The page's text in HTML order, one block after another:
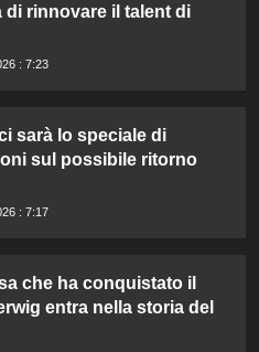
di rinnovare il talent di
: 7:23
sarà lo speciale di
sul possibile ritorno
: 7:17
che ha conquistato il
entra nella storia del